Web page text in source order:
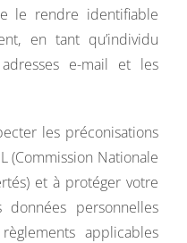
le rendre identifiable
en tant qu’individu
e-mail et les
les préconisations
(Commission Nationale
et à protéger votre
personnelles
applicables